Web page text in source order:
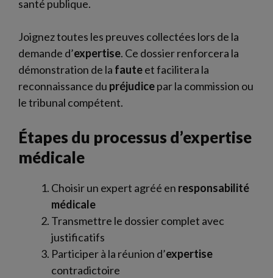
santé publique.
Joignez toutes les preuves collectées lors de la
demande d’expertise. Ce dossier renforcera la
démonstration de la fauteet facilitera la
reconnaissance du préjudicepar la commission ou
le tribunal compétent.
Étapes du processus d’expertise
médicale
Choisir un expert agréé en responsabilité
médicale
Transmettre le dossier complet avec
justificatifs
Participer à la réunion d’expertise
contradictoire